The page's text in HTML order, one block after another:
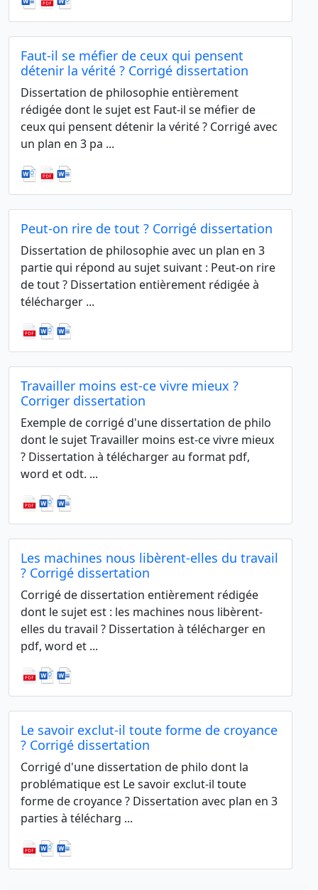
Faut-il se méfier de ceux qui pensent
détenir la vérité ? Corrigé dissertation
Dissertation de philosophie entièrement
rédigée dont le sujet est Faut-il se méfier de
ceux qui pensent détenir la vérité ? Corrigé avec
un plan en 3 pa ...
Peut-on rire de tout ? Corrigé dissertation
Dissertation de philosophie avec un plan en 3
partie qui répond au sujet suivant : Peut-on rire
de tout ? Dissertation entièrement rédigée à
télécharger ...
Travailler moins est-ce vivre mieux ?
Corriger dissertation
Exemple de corrigé d'une dissertation de philo
dont le sujet Travailler moins est-ce vivre mieux
? Dissertation à télécharger au format pdf,
word et odt. ...
Les machines nous libèrent-elles du travail
? Corrigé dissertation
Corrigé de dissertation entièrement rédigée
dont le sujet est : les machines nous libèrent-
elles du travail ? Dissertation à télécharger en
pdf, word et ...
Le savoir exclut-il toute forme de croyance
? Corrigé dissertation
Corrigé d'une dissertation de philo dont la
problématique est Le savoir exclut-il toute
forme de croyance ? Dissertation avec plan en 3
parties à télécharg ...